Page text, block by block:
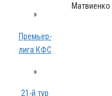
»
Премьер-
лига КФС
»
21-й тур
Матвиенко